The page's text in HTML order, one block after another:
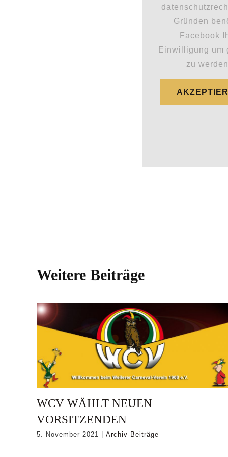
Gründen
Facebook
Einwilligung um
zu
Weitere Beiträge
WCV WÄHLT NEUEN
VORSITZENDEN
5. November 2021 | Archiv-Beiträge